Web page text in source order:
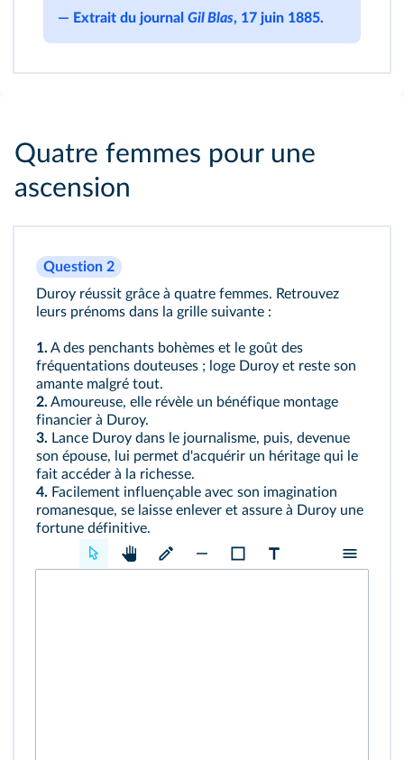
― Extrait du journal Gil Blas, 17 juin 1885.
Quatre femmes pour une
ascension
Question 2
Duroy réussit grâce à quatre femmes. Retrouvez
leurs prénoms dans la grille suivante :
1. A des penchants bohèmes et le goût des
fréquentations douteuses ; loge Duroy et reste son
amante malgré tout.
2. Amoureuse, elle révèle un bénéfique montage
financier à Duroy.
3. Lance Duroy dans le journalisme, puis, devenue
son épouse, lui permet d'acquérir un héritage qui le
fait accéder à la richesse.
4. Facilement influençable avec son imagination
romanesque, se laisse enlever et assure à Duroy une
fortune définitive.